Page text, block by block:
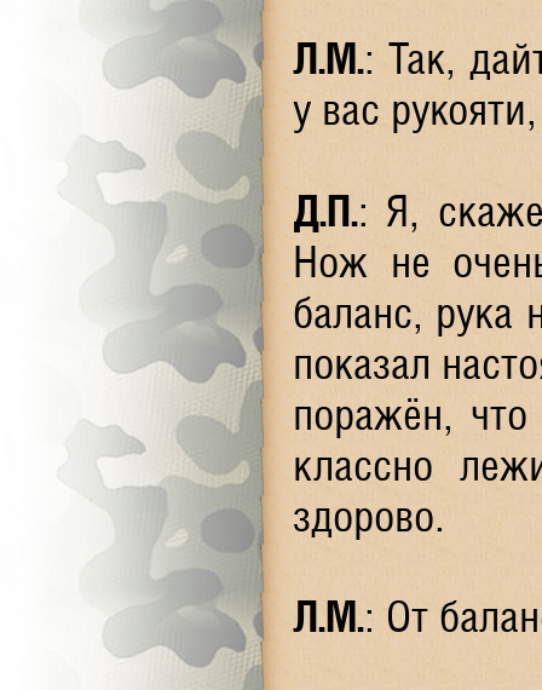
Л.М.: Так,
у вас
Д.П.: Я,
Нож не
баланс, рука
показал
поражён,
классно
здорово.
Л.М.: От